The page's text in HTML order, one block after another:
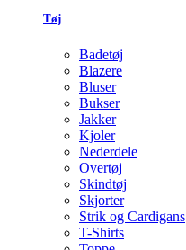
Tøj
Badetøj
Blazere
Bluser
Bukser
Jakker
Kjoler
Nederdele
Overtøj
Skindtøj
Skjorter
Strik og Cardigans
T-Shirts